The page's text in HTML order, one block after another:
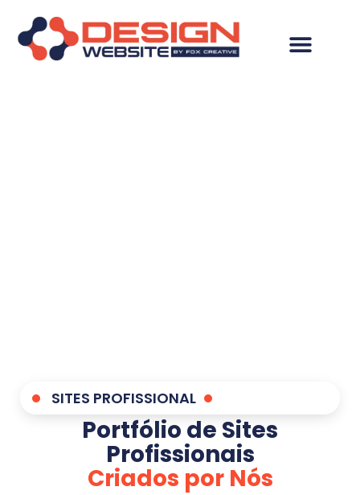
SITES PROFISSIONAL
Portfólio de Sites
Profissionais
Criados por Nós